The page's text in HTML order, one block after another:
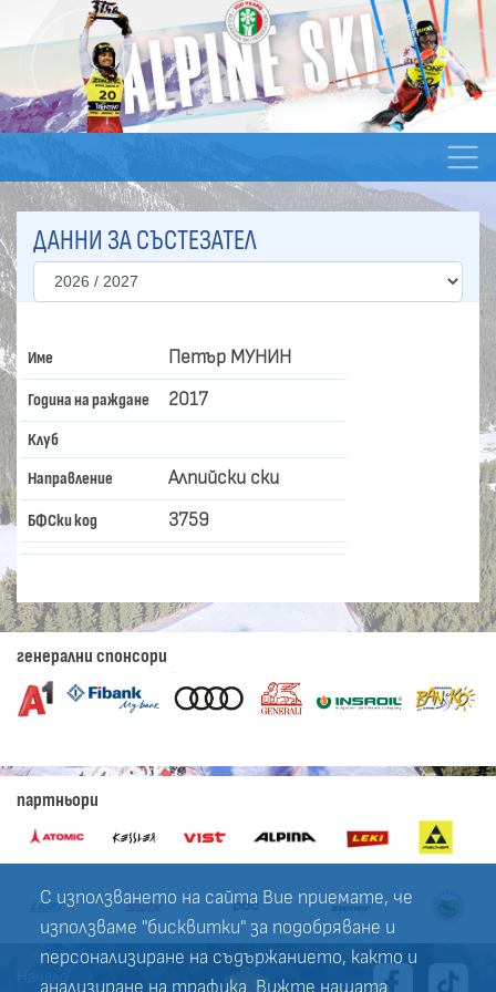
С използването на сайта Вие приемате, че
използваме "бисквитки" за подобряване и
персонализиране на съдържанието, както и
анализиране на трафика. Вижте нашата
ДАННИ ЗА СЪСТЕЗАТЕЛ
Име Петър МУНИН
Година на раждане 2017
Клуб
Направление Алпийски ски
БФСки код 3759
генерални спонсори
партньори